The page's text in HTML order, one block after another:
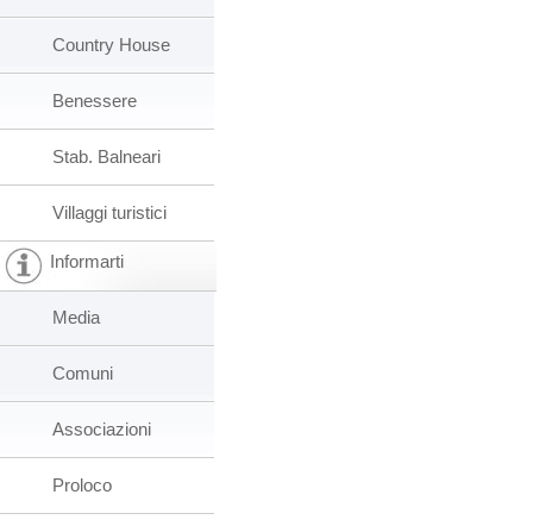
Country House
Benessere
Stab. Balneari
Villaggi turistici
Informarti
Media
Comuni
Associazioni
Proloco